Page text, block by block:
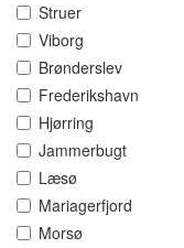
Struer
Viborg
Brønderslev
Frederikshavn
Hjørring
Jammerbugt
Læsø
Mariagerfjord
Morsø